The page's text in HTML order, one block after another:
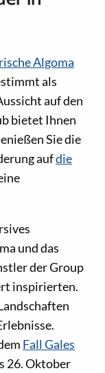
Algoma
als
auf den
bietet Ihnen
Sie die
aufdie
und das
der Group
inspirierten.
Fall Gales
26. Oktober